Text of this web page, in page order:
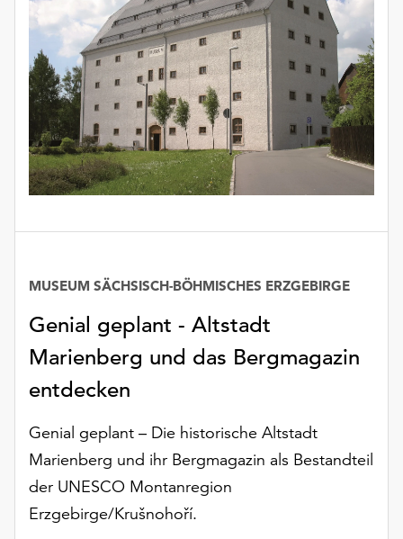
Genial geplant - Altstadt
Marienberg und das Bergmagazin
entdecken
MUSEUM SÄCHSISCH-BÖHMISCHES ERZGEBIRGE
Genial geplant – Die historische Altstadt
Marienberg und ihr Bergmagazin als Bestandteil
der UNESCO Montanregion
Erzgebirge/Krušnohoří.